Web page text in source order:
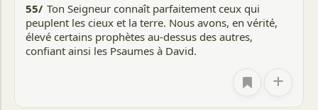
55/ Ton Seigneur connaît parfaitement ceux qui
peuplent les cieux et la terre. Nous avons, en vérité,
élevé certains prophètes au-dessus des autres,
confiant ainsi les Psaumes à David.
+